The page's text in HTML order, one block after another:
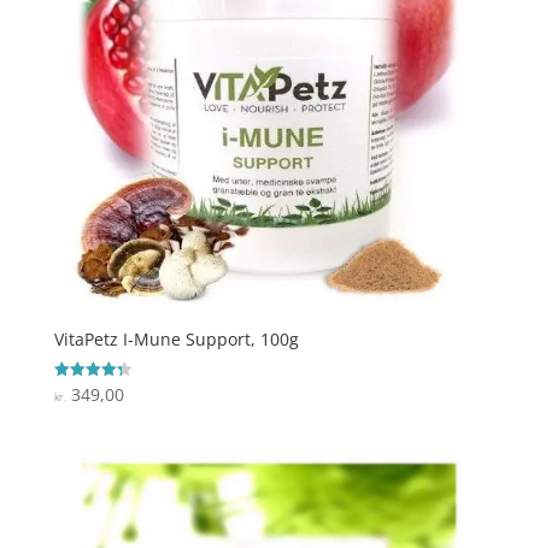
VitaPetz I-Mune Support, 100g
Vurderet
4.3
kr. 349,00